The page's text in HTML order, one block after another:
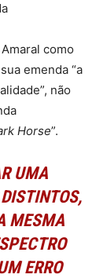
como
emenda “a
não
Horse”.
UMA
MESMA
ERRO